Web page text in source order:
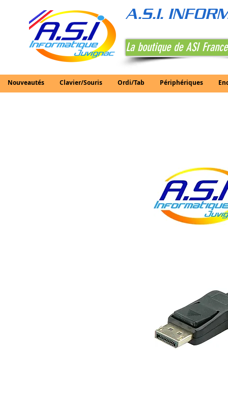
Nouveautés Clavier/Souris Ordi/Tab Périphériques
A.S.I.
La boutique de ASI